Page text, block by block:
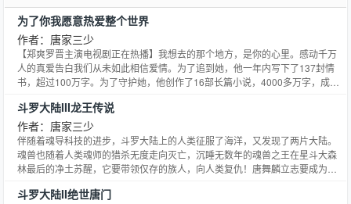
为了你我愿意热爱整个世界
作者：唐家三少
【郑爽罗晋主演电视剧正在热播】我想去的那个地方，是你的心里。感动千万
人的真爱告白我们从未如此相信爱情。为了追到她，他一年内写下了137封情
书，超过100万字。为了守护她，他创作了16部长篇小说，4000多万字，成就
在书中完整披露了他从失业青年到明星作家的逆袭之路。磅礴而又深邃的感
情，流畅而又通俗的文笔，自强不息奋力拼搏的情怀，为读者奉上了一部充满
正能量的感人肺腑的励志爱情故事。
斗罗大陆III龙王传说
作者：唐家三少
伴随着魂导科技的进步，斗罗大陆上的人类征服了海洋，又发现了两片大陆。
魂兽也随着人类魂师的猎杀无度走向灭亡，沉睡无数年的魂兽之王在星斗大森
林最后的净土苏醒，它要带领仅存的族人，向人类复仇！唐舞麟立志要成为一
们的龙王传说，将由此开始。
斗罗大陆II绝世唐门